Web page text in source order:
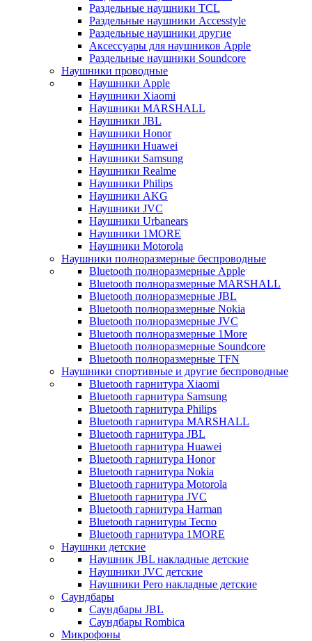
Раздельные наушники TCL
Раздельные наушники Accesstyle
Раздельные наушники другие
Аксессуары для наушников Apple
Раздельные наушники Soundcore
Наушники проводные
Наушники Apple
Наушники Xiaomi
Наушники MARSHALL
Наушники JBL
Наушники Honor
Наушники Huawei
Наушники Samsung
Наушники Realme
Наушники Philips
Наушники AKG
Наушники JVC
Наушники Urbanears
Наушники 1MORE
Наушники Motorola
Наушники полноразмерные беспроводные
Bluetooth полноразмерные Apple
Bluetooth полноразмерные MARSHALL
Bluetooth полноразмерные JBL
Bluetooth полноразмерные Nokia
Bluetooth полноразмерные JVC
Bluetooth полноразмерные 1More
Bluetooth полноразмерные Soundcore
Bluetooth полноразмерные TFN
Наушники спортивные и другие беспроводные
Bluetooth гарнитура Xiaomi
Bluetooth гарнитура Samsung
Bluetooth гарнитура Philips
Bluetooth гарнитура MARSHALL
Bluetooth гарнитура JBL
Bluetooth гарнитура Huawei
Bluetooth гарнитура Honor
Bluetooth гарнитура Nokia
Bluetooth гарнитура Motorola
Bluetooth гарнитура JVC
Bluetooth гарнитура Harman
Bluetooth гарнитуры Tecno
Bluetooth гарнитура 1MORE
Наушнки детские
Наушник JBL накладные детские
Наушники JVC детские
Наушники Pero накладные детские
Саундбары
Саундбары JBL
Саундбары Rombica
Микрофоны